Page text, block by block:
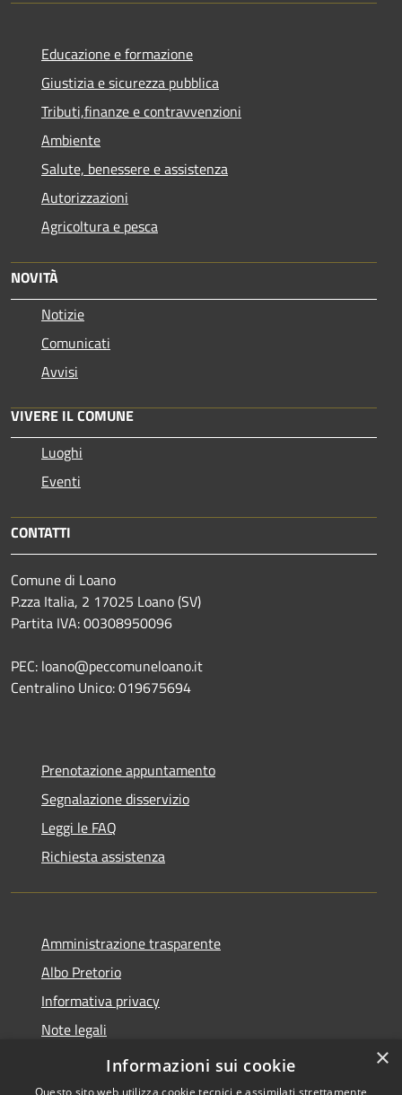
Educazione e formazione
Giustizia e sicurezza pubblica
Tributi,finanze e contravvenzioni
Ambiente
Salute, benessere e assistenza
Autorizzazioni
Agricoltura e pesca
NOVITÀ
Notizie
Comunicati
Avvisi
VIVERE IL COMUNE
Luoghi
Eventi
CONTATTI
Comune di Loano
P.zza Italia, 2 17025 Loano (SV)
Partita IVA: 00308950096
PEC: loano@peccomuneloano.it
Centralino Unico: 019675694
Prenotazione appuntamento
Segnalazione disservizio
Leggi le FAQ
Richiesta assistenza
Amministrazione trasparente
Albo Pretorio
Informativa privacy
Note legali
Dichiarazione di accessibilità
×
Informazioni sui cookie
Questo sito web utilizza cookie tecnici e assimilati strettamente